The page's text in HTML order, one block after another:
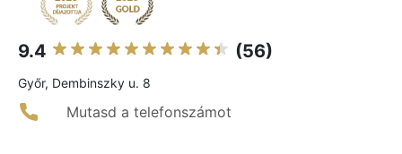
9.4 (56)
Győr, Dembinszky u. 8
Mutasd a telefonszámot